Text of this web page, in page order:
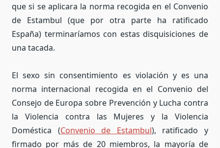
que si se aplicara la norma recogida en el Convenio
de Estambul (que por otra parte ha ratificado
España) terminaríamos con estas disquisiciones de
una tacada.
El sexo sin consentimiento es violación y es una
norma internacional recogida en el Convenio del
Consejo de Europa sobre Prevención y Lucha contra
la Violencia contra las Mujeres y la Violencia
Doméstica (Convenio de Estambul), ratificado y
firmado por más de 20 miembros, la mayoría de